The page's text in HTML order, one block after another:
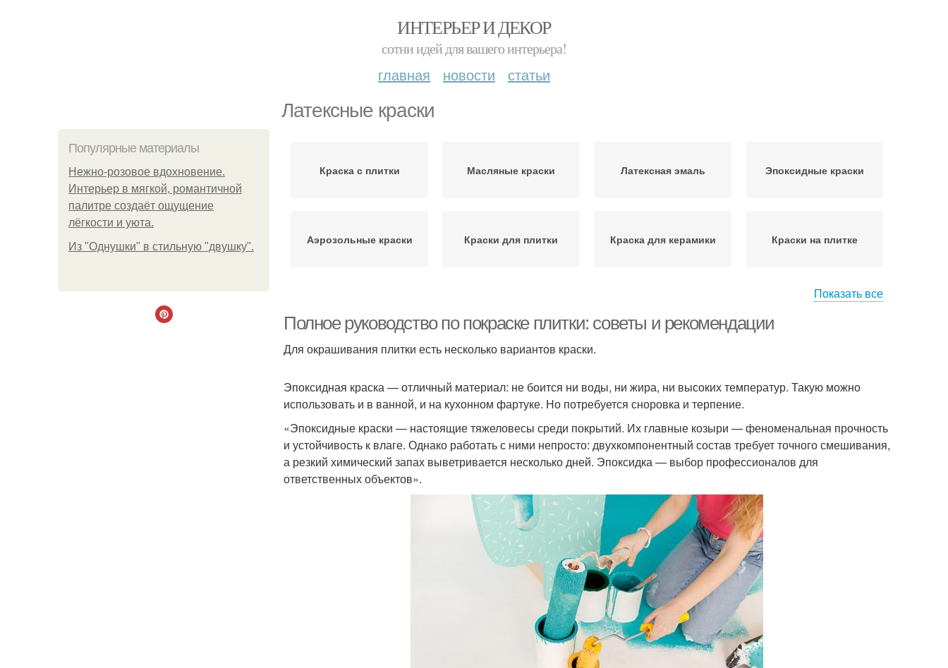
ИНТЕРЬЕР И ДЕКОР
сотни идей для вашего интерьера!
главная новости статьи
Латексные краски
Популярные материалы
Нежно-розовое вдохновение.
Интерьер в мягкой, романтичной
палитре создаёт ощущение
лёгкости и уюта.
Из "Однушки" в стильную "двушку".
Краска с плитки Масляные краски Латексная эмаль Эпоксидные краски
Аэрозольные краски Краски для плитки Краска для керамики Краски на плитке
комнате
Показать все
Полное руководство по покраске плитки: советы и рекомендации
Для окрашивания плитки есть несколько вариантов краски.
Эпоксидная краска — отличный материал: не боится ни воды, ни жира, ни высоких температур. Такую можно
использовать и в ванной, и на кухонном фартуке. Но потребуется сноровка и терпение.
«Эпоксидные краски — настоящие тяжеловесы среди покрытий. Их главные козыри — феноменальная прочность
и устойчивость к влаге. Однако работать с ними непросто: двухкомпонентный состав требует точного смешивания,
а резкий химический запах выветривается несколько дней. Эпоксидка — выбор профессионалов для
ответственных объектов».